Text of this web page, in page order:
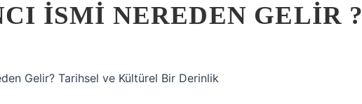
ISMI NEREDEN GELIR ?
Gelir? Tarihsel ve Kültürel Bir Derinlik